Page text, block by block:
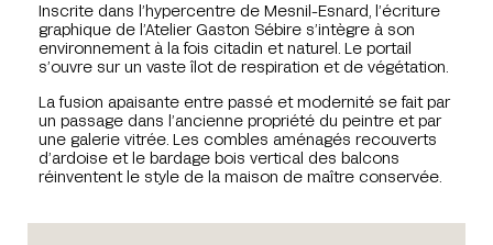
Inscrite dans l’hypercentre de Mesnil-Esnard, l’écriture
graphique de l’Atelier Gaston Sébire s’intègre à son
environnement à la fois citadin et naturel. Le portail
s’ouvre sur un vaste îlot de respiration et de végétation.
La fusion apaisante entre passé et modernité se fait par
un passage dans l’ancienne propriété du peintre et par
une galerie vitrée. Les combles aménagés recouverts
d’ardoise et le bardage bois vertical des balcons
réinventent le style de la maison de maître conservée.